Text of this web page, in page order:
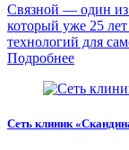
Связной — один из
который уже 25
технологий для
Подробнее
Сеть клиник